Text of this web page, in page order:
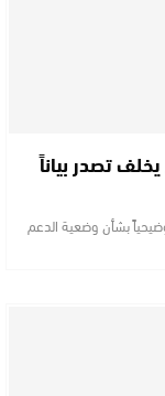
تصدر بياناً
بشأن وضعية الدعم